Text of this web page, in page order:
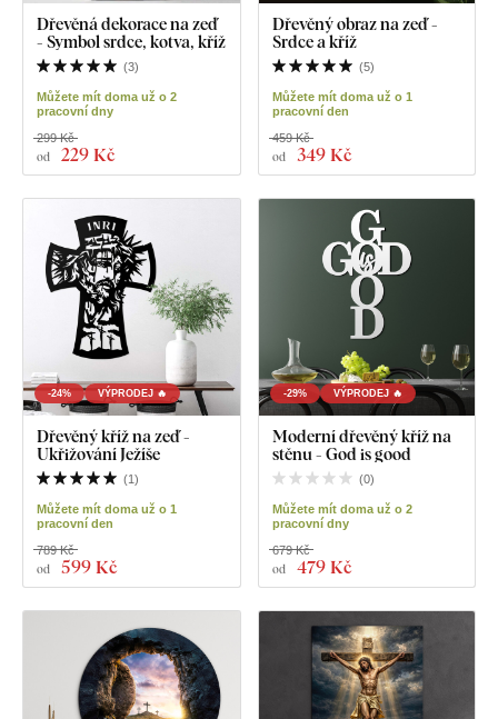
Dřevěná dekorace na zeď
- Symbol srdce, kotva, kříž
(3)
Můžete mít doma už o 2
pracovní dny
od 229 Kč
299 Kč
Dřevěný obraz na zeď -
Srdce a kříž
(5)
Můžete mít doma už o 1
pracovní den
od 349 Kč
459 Kč
-24% VÝPRODEJ 🔥
Dřevěný kříž na zeď -
Ukřižování Ježíše
(1)
Můžete mít doma už o 1
pracovní den
od 599 Kč
789 Kč
-29% VÝPRODEJ 🔥
Moderní dřevěný kříž na
stěnu - God is good
(0)
Můžete mít doma už o 2
pracovní dny
od 479 Kč
679 Kč